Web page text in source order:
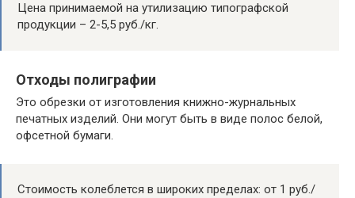
Цена принимаемой на утилизацию типографской
продукции – 2-5,5 руб./кг.
Отходы полиграфии
Это обрезки от изготовления книжно-журнальных
печатных изделий. Они могут быть в виде полос белой,
офсетной бумаги.
Стоимость колеблется в широких пределах: от 1 руб./